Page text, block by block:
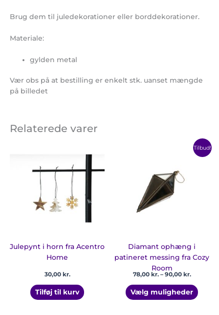
Brug dem til juledekorationer eller borddekorationer.
Materiale:
gylden metal
Vær obs på at bestilling er enkelt stk. uanset mængde
på billedet
Relaterede varer
Julepynt i horn fra Acentro
Home
30,00 kr.
Tilføj til kurv
Tilbud!
Diamant ophæng i
patineret messing fra Cozy
Room
78,00 kr. – 90,00 kr.
78,00 kr.
Vælg muligheder
Dette
vare